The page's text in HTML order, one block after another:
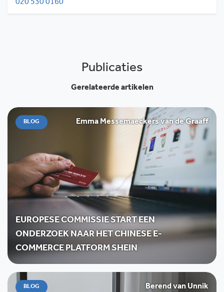
020 530 0160
Publicaties
Gerelateerde artikelen
BLOG Emma Messemaeckers van de Graaff
EUROPESE COMMISSIE START EEN
ONDERZOEK NAAR HET CHINESE E-
COMMERCE PLATFORM SHEIN
BLOG Berend van Unnik